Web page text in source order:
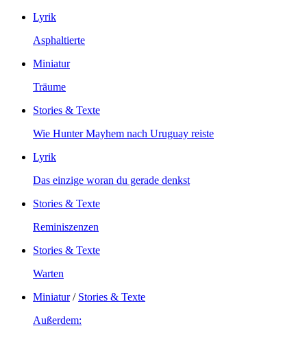
Lyrik
Asphaltierte
Miniatur
Träume
Stories & Texte
Wie Hunter Mayhem nach Uruguay reiste
Lyrik
Das einzige woran du gerade denkst
Stories & Texte
Reminiszenzen
Stories & Texte
Warten
Miniatur/ Stories & Texte
Außerdem: